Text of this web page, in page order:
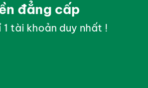
đẳng cấp
tài khoản duy nhất !